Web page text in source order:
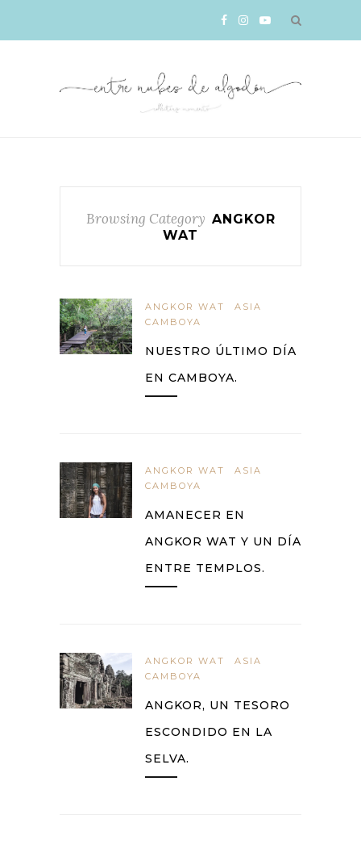
Browsing Category ANGKOR
WAT
ANGKOR WAT
ASIA
CAMBOYA
NUESTRO ÚLTIMO DÍA
EN CAMBOYA.
ANGKOR WAT
ASIA
CAMBOYA
AMANECER EN
ANGKOR WAT Y UN DÍA
ENTRE TEMPLOS.
ANGKOR WAT
ASIA
CAMBOYA
ANGKOR, UN TESORO
ESCONDIDO EN LA
SELVA.